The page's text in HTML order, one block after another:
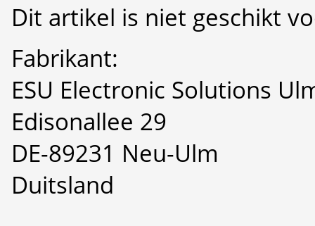
Dit artikel is niet geschikt
Fabrikant:
ESU Electronic Solutions
Edisonallee 29
DE-89231 Neu-Ulm
Duitsland